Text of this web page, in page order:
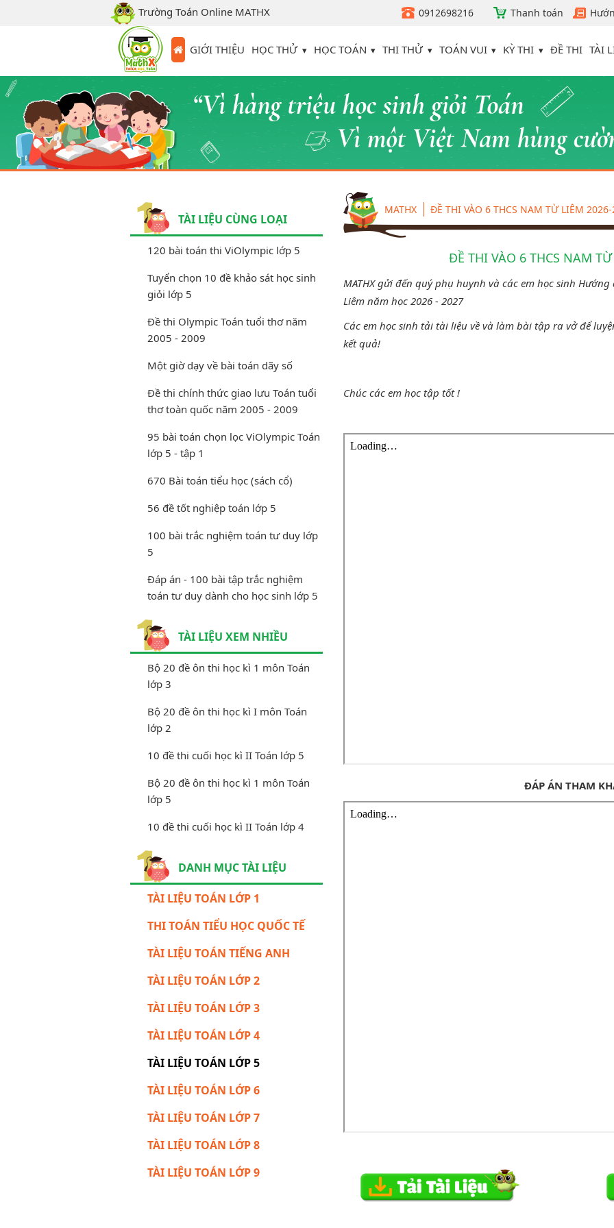
Trường Toán Online MATHX 0912698216 Thanh toán
GIỚI THIỆU HỌC THỬ HỌC TOÁN THI THỬ TOÁN VUI KỲ THI ĐỀ THI TÀI
TÀI LIỆU CÙNG LOẠI
120 bài toán thi ViOlympic lớp 5
Tuyển chọn 10 đề khảo sát học sinh
giỏi lớp 5
Đề thi Olympic Toán tuổi thơ năm
2005 - 2009
Một giờ dạy về bài toán dãy số
Đề thi chính thức giao lưu Toán tuổi
thơ toàn quốc năm 2005 - 2009
95 bài toán chọn lọc ViOlympic Toán
lớp 5 - tập 1
670 Bài toán tiểu học (sách cổ)
56 đề tốt nghiệp toán lớp 5
100 bài trắc nghiệm toán tư duy lớp
5
Đáp án - 100 bài tập trắc nghiệm
toán tư duy dành cho học sinh lớp 5
TÀI LIỆU XEM NHIỀU
Bộ 20 đề ôn thi học kì 1 môn Toán
lớp 3
Bộ 20 đề ôn thi học kì I môn Toán
lớp 2
10 đề thi cuối học kì II Toán lớp 5
Bộ 20 đề ôn thi học kì 1 môn Toán
lớp 5
10 đề thi cuối học kì II Toán lớp 4
DANH MỤC TÀI LIỆU
TÀI LIỆU TOÁN LỚP 1
THI TOÁN TIỂU HỌC QUỐC TẾ
TÀI LIỆU TOÁN TIẾNG ANH
TÀI LIỆU TOÁN LỚP 2
TÀI LIỆU TOÁN LỚP 3
TÀI LIỆU TOÁN LỚP 4
TÀI LIỆU TOÁN LỚP 5
TÀI LIỆU TOÁN LỚP 6
TÀI LIỆU TOÁN LỚP 7
TÀI LIỆU TOÁN LỚP 8
TÀI LIỆU TOÁN LỚP 9
MATHX ĐỀ THI VÀO 6 THCS NAM TỪ LIÊM
ĐỀ THI VÀO 6 THCS NAM
MATHX gửi đến quý phụ huynh và các em học sinh
Liêm năm học 2026 - 2027
Các em học sinh tải tài liệu về và làm bài tập ra vở để
kết quả!
Chúc các em học tập tốt !
ĐÁP ÁN THAM